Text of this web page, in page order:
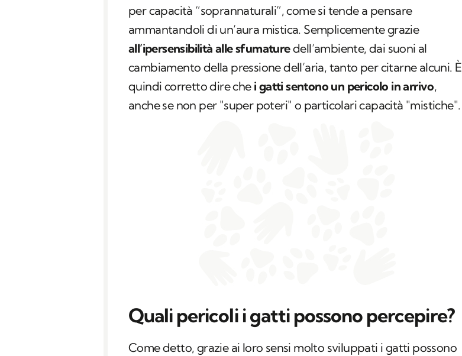
per capacità “soprannaturali”, come si tende a pensare
ammantandoli di un’aura mistica. Semplicemente grazie
all’ipersensibilità alle sfumaturedell’ambiente, dai suoni al
cambiamento della pressione dell’aria, tanto per citarne alcuni. È
quindi corretto dire chei gatti sentono un pericolo in arrivo,
anche se non per "super poteri" o particolari capacità "mistiche".
Quali pericoli i gatti possono percepire?
Come detto, grazie ai loro sensi molto sviluppati i gatti possono